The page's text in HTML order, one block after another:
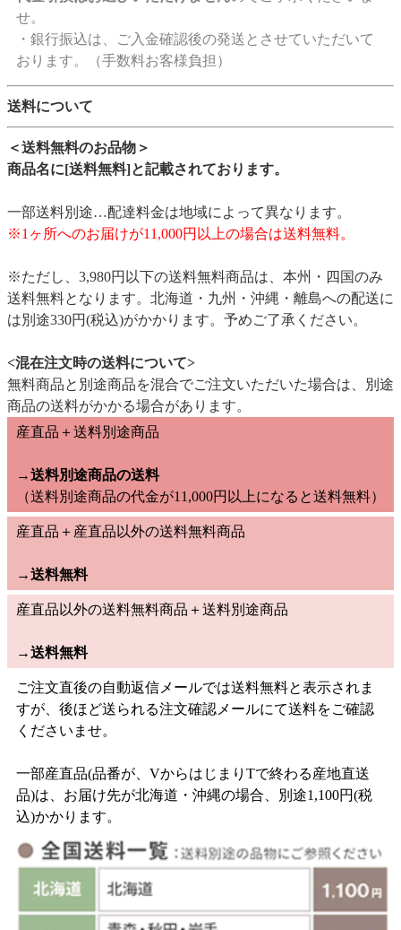
せ。
・銀行振込は、ご入金確認後の発送とさせていただいて
おります。（手数料お客様負担）
送料について
＜送料無料のお品物＞
商品名に[送料無料]と記載されております。
一部送料別途…配達料金は地域によって異なります。
※1ヶ所へのお届けが11,000円以上の場合は送料無料。
※ただし、3,980円以下の送料無料商品は、本州・四国のみ
送料無料となります。北海道・九州・沖縄・離島への配送に
は別途330円(税込)がかかります。予めご了承ください。
<混在注文時の送料について>
無料商品と別途商品を混合でご注文いただいた場合は、別途
商品の送料がかかる場合があります。
産直品＋送料別途商品
→送料別途商品の送料
（送料別途商品の代金が11,000円以上になると送料無料）
産直品＋産直品以外の送料無料商品
→送料無料
産直品以外の送料無料商品＋送料別途商品
→送料無料
ご注文直後の自動返信メールでは送料無料と表示されま
すが、後ほど送られる注文確認メールにて送料をご確認
くださいませ。
一部産直品(品番が、VからはじまりTで終わる産地直送
品)は、お届け先が北海道・沖縄の場合、別途1,100円(税
込)かかります。